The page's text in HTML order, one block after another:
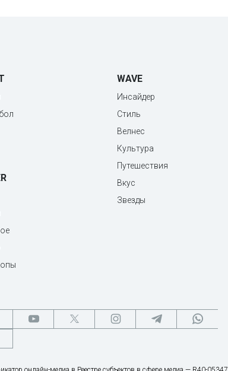
WAVE
Инсайдер
Стиль
Велнес
Культура
Путешествия
Вкус
Звезды